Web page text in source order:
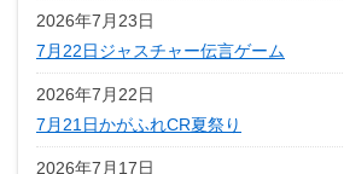
2026年7月23日
7月22日ジャスチャー伝言ゲーム
2026年7月22日
7月21日かがふれCR夏祭り
2026年7月17日